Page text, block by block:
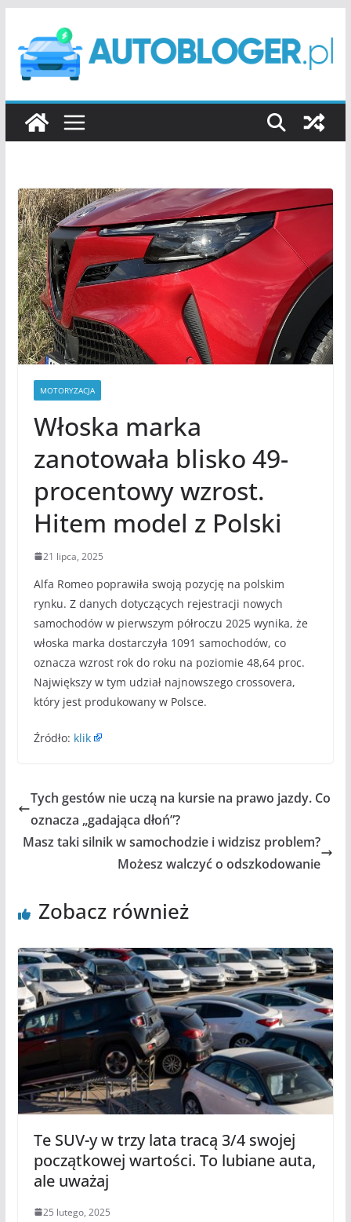
treści
MOTORYZACJA
Włoska marka
zanotowała blisko 49-
procentowy wzrost.
Hitem model z Polski
21 lipca, 2025
Alfa Romeo poprawiła swoją pozycję na polskim
rynku. Z danych dotyczących rejestracji nowych
samochodów w pierwszym półroczu 2025 wynika, że
włoska marka dostarczyła 1091 samochodów, co
oznacza wzrost rok do roku na poziomie 48,64 proc.
Największy w tym udział najnowszego crossovera,
który jest produkowany w Polsce.
Źródło: klik
Tych gestów nie uczą na kursie na prawo jazdy. Co
oznacza „gadająca dłoń”?
Masz taki silnik w samochodzie i widzisz problem?
Możesz walczyć o odszkodowanie
Zobacz również
Te SUV-y w trzy lata tracą 3/4 swojej
początkowej wartości. To lubiane auta,
ale uważaj
25 lutego, 2025